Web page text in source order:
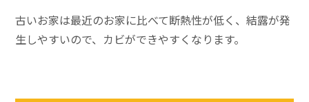
古いお家は最近のお家に比べて断熱性が低く、結露が発
生しやすいので、カビができやすくなります。